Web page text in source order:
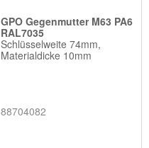
GPO Gegenmutter M63 PA6
RAL7035
Schlüsselweite 74mm,
Materialdicke 10mm
88704082